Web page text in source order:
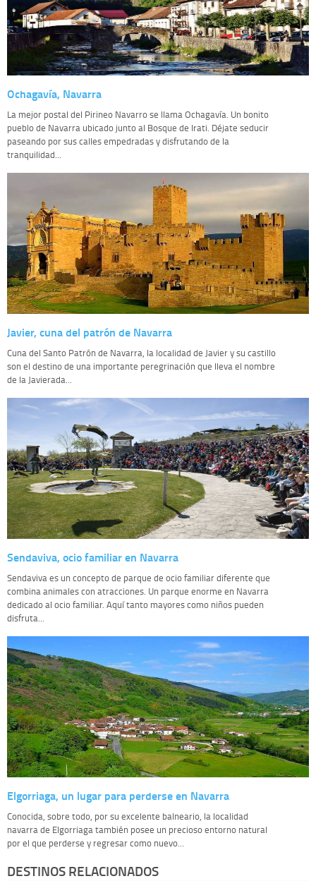
Ochagavía, Navarra
La mejor postal del Pirineo Navarro se llama Ochagavía. Un bonito
pueblo de Navarra ubicado junto al Bosque de Irati. Déjate seducir
paseando por sus calles empedradas y disfrutando de la
tranquilidad...
Javier, cuna del patrón de Navarra
Cuna del Santo Patrón de Navarra, la localidad de Javier y su castillo
son el destino de una importante peregrinación que lleva el nombre
de la Javierada...
Sendaviva, ocio familiar en Navarra
Sendaviva es un concepto de parque de ocio familiar diferente que
combina animales con atracciones. Un parque enorme en Navarra
dedicado al ocio familiar. Aquí tanto mayores como niños pueden
disfruta...
Elgorriaga, un lugar para perderse en Navarra
Conocida, sobre todo, por su excelente balneario, la localidad
navarra de Elgorriaga también posee un precioso entorno natural
por el que perderse y regresar como nuevo...
DESTINOS RELACIONADOS